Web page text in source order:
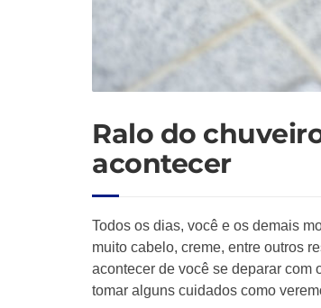
Ralo do
acontecer
Todos os dias, você e os demais
muito cabelo, creme, entre outros
acontecer de você se deparar com
tomar alguns cuidados como